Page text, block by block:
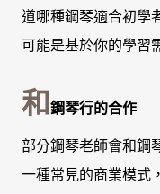
道哪種鋼琴適合初學
可能是基於你的學習
和 鋼琴行的合作
部分鋼琴老師會和鋼
一種常見的商業模式